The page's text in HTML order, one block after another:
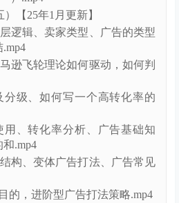
广告打法【2025.4.16】.mp4
【2025.4.19】.mp4
优化【2025.4.23】.mp4
老师【25年2月更新】
【25年2月更新】
二）.mp4
类型决定选品方向和店铺规
合自己的站点、侵权类型及部
数据解析.mp4
标品与非标品区别，及选品的